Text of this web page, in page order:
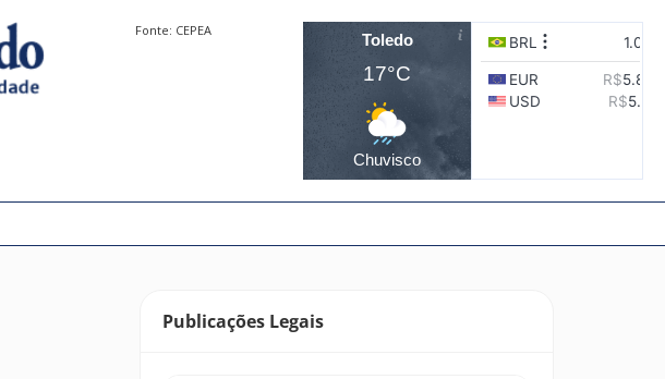
Fonte: CEPEA
Toledo
17°C
Chuvisco
Publicações Legais